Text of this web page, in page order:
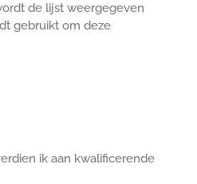
de lijst weergegeven
gebruikt om deze
ik aan kwalificerende